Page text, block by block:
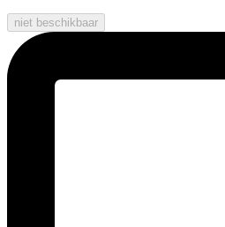
niet beschikbaar